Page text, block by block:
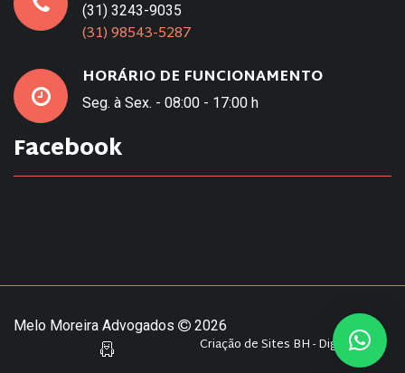
(31) 3243-9035
(31) 98543-5287
HORÁRIO DE FUNCIONAMENTO
Seg. à Sex. - 08:00 - 17:00 h
Facebook
Melo Moreira Advogados 2026
Criação de Sites BH - Digital Pixel